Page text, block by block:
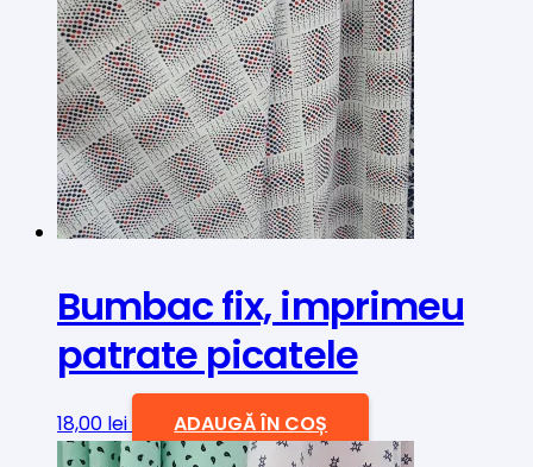
Bumbac fix, imprimeu
patrate picatele
18,00 lei ADAUGĂ ÎN COȘ